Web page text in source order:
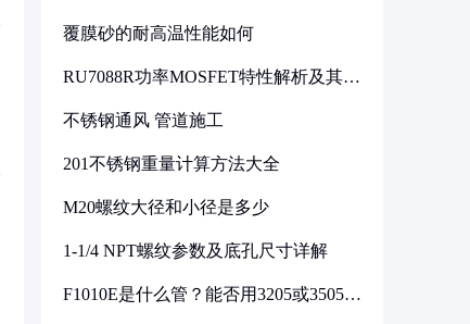
覆膜砂的耐高温性能如何
RU7088R功率MOSFET特性解析及其在
不锈钢通风 管道施工
201不锈钢重量计算方法大全
M20螺纹大径和小径是多少
1-1/4 NPT螺纹参数及底孔尺寸详解
F1010E是什么管？能否用3205或3505代